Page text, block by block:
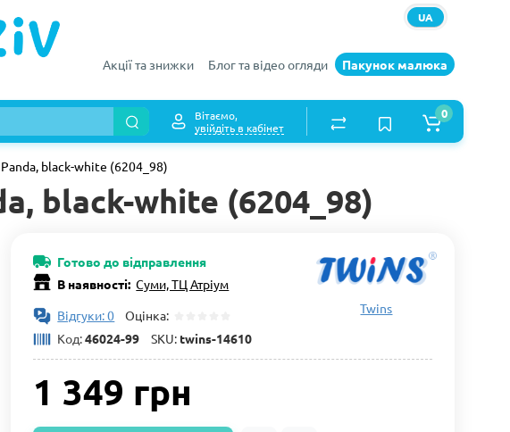
UA
Акції та знижки Блог та відео огляди Пакунок малюка
Вітаємо,
увійдіть в кабінет
0
black-white (6204_98)
black-white (6204_98)
Готово до відправлення
В наявності: Суми, ТЦ Атріум
Відгуки: 0 Оцінка:
Код:46024-99 SKU: twins-14610
Twins
1 349 грн